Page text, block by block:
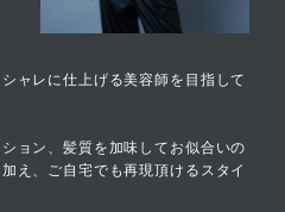
ャレに仕上げる美容師を目指して
ョン、髪質を加味してお似合いの
え、ご自宅でも再現頂けるスタイ